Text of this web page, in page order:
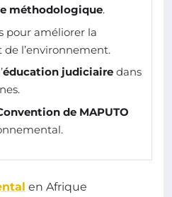
méthodologique.
pour améliorer la
de l’environnement.
éducation judiciaire dans
de MAPUTO
en Afrique